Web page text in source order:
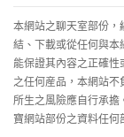
本網站之聊天室部份
結、下載或從任何與
能保證其內容之正確
之任何産品，本網站不
所生之風險應自行承擔
寶網站部份之資料任何